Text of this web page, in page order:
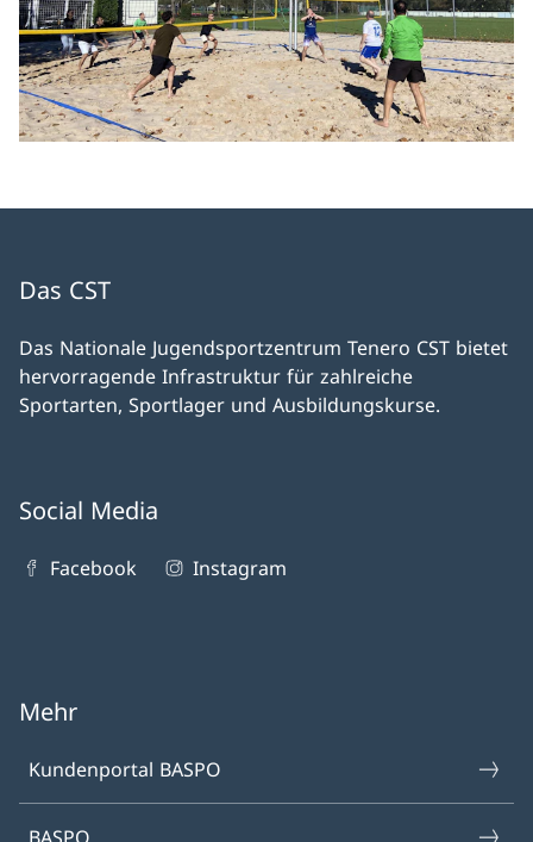
Das CST
Das Nationale Jugendsportzentrum Tenero CST bietet
hervorragende Infrastruktur für zahlreiche
Sportarten, Sportlager und Ausbildungskurse.
Social Media
Facebook Instagram
Mehr
Kundenportal BASPO